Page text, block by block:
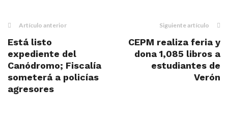
Artículo anterior
Está listo
expediente del
Canódromo; Fiscalía
someterá a policías
agresores
Siguiente artículo
CEPM realiza feria y
dona 1,085 libros a
estudiantes de
Verón